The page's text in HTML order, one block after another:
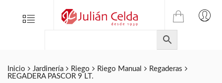
Menu
TIENDA
ONLINE
DE
JULIAN
CELDA
Inicio Jardinería Riego Riego Manual
Regaderas
REGADERA PASCOR 9 LT.
Folletos
Contacto